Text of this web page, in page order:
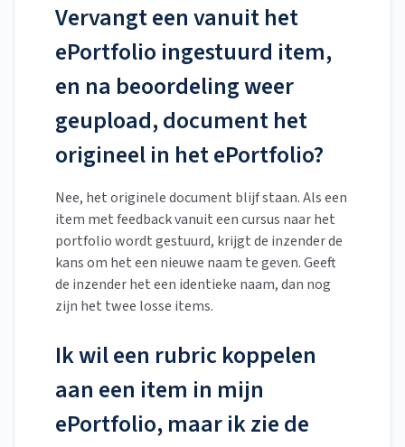
Vervangt een vanuit het
ePortfolio ingestuurd item,
en na beoordeling weer
geupload, document het
origineel in het ePortfolio?
Nee, het originele document blijf staan. Als een
item met feedback vanuit een cursus naar het
portfolio wordt gestuurd, krijgt de inzender de
kans om het een nieuwe naam te geven. Geeft
de inzender het een identieke naam, dan nog
zijn het twee losse items.
Ik wil een rubric koppelen
aan een item in mijn
ePortfolio, maar ik zie de